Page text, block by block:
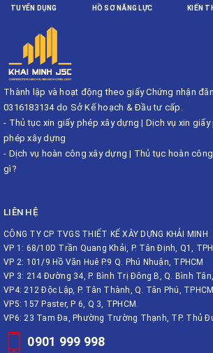
TUYỂN DỤNG HỒ SƠ NĂNG LỰC KIẾN
Thành lập và hoạt động theo giấy Chứng nhận
0316183134 do Sở Kế hoạch & Đầu tư cấp.
- Thủ tục xin giấy phép xây dựng | Dịch vụ xin
phép xây dựng
- Dịch vụ hoàn công xây dựng | Thủ tục hoàn
gì?
LIÊN HỆ
CÔNG TY CP TVGS THIẾT KẾ XÂY DỰNG KHẢI MINH
VP 1: 68/10D Trần Quang Khải, P. Tân Định, Q1,
VP 2: 101/9 Hồ Văn Huê P.9 Q. Phú Nhuận, TPHCM
VP 3: 214 Đường 34, P. Bình Trị Đông B, Q. Bình
VP4: 212 Độc Lập, P. Tân Thành, Q. Tân Phú, TPHCM
VP5: 157 Paster, P 6, Q 3, TPHCM.
VP6: 23 Tam Đa, Phường Trường Thạnh, TP. Thủ
0901 999 998